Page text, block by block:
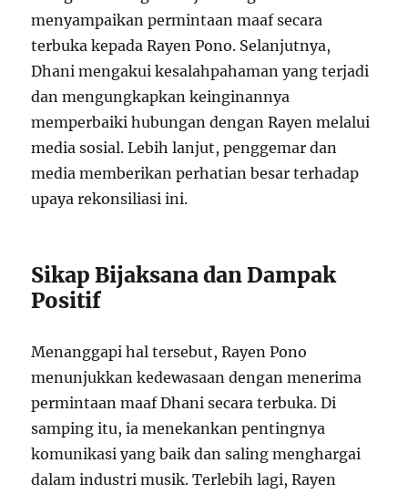
menyampaikan permintaan maaf secara
terbuka kepada Rayen Pono. Selanjutnya,
Dhani mengakui kesalahpahaman yang terjadi
dan mengungkapkan keinginannya
memperbaiki hubungan dengan Rayen melalui
media sosial. Lebih lanjut, penggemar dan
media memberikan perhatian besar terhadap
upaya rekonsiliasi ini.
Sikap Bijaksana dan Dampak
Positif
Menanggapi hal tersebut, Rayen Pono
menunjukkan kedewasaan dengan menerima
permintaan maaf Dhani secara terbuka. Di
samping itu, ia menekankan pentingnya
komunikasi yang baik dan saling menghargai
dalam industri musik. Terlebih lagi, Rayen